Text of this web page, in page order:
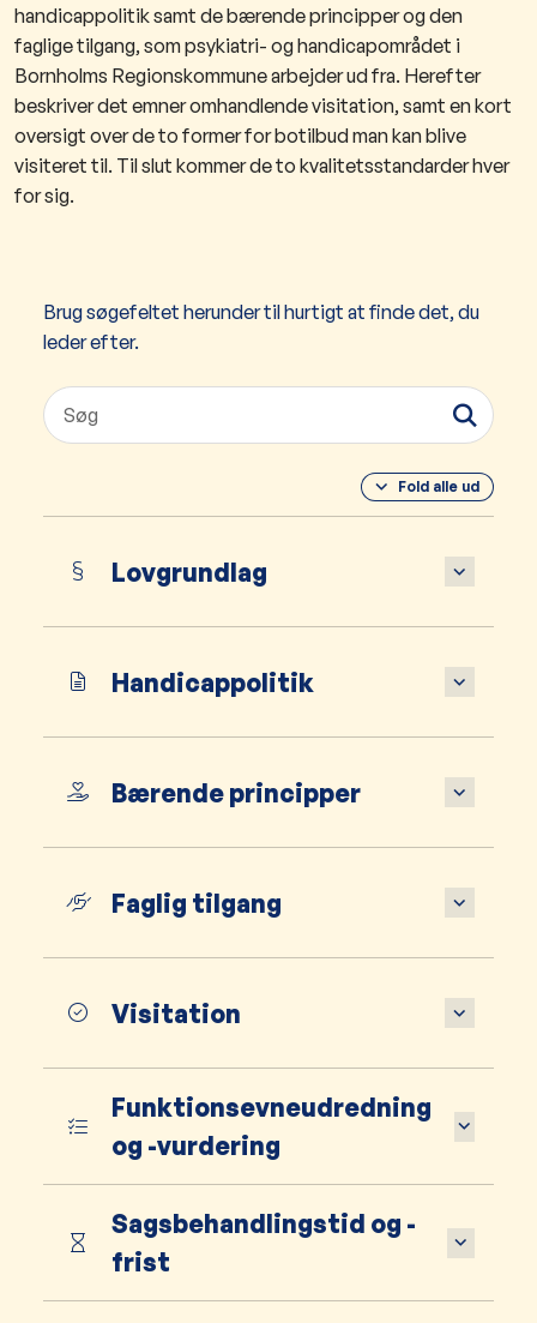
handicappolitik samt de bærende principper og den
faglige tilgang, som psykiatri- og handicapområdet i
Bornholms Regionskommune arbejder ud fra. Herefter
beskriver det emner omhandlende visitation, samt en kort
oversigt over de to former for botilbud man kan blive
visiteret til. Til slut kommer de to kvalitetsstandarder hver
for sig.
Brug søgefeltet herunder til hurtigt at finde det, du
leder efter.
Fold alle ud
Lovgrundlag
Handicappolitik
Bærende principper
Faglig tilgang
Visitation
Funktionsevneudredning
og -vurdering
Sagsbehandlingstid og -
frist